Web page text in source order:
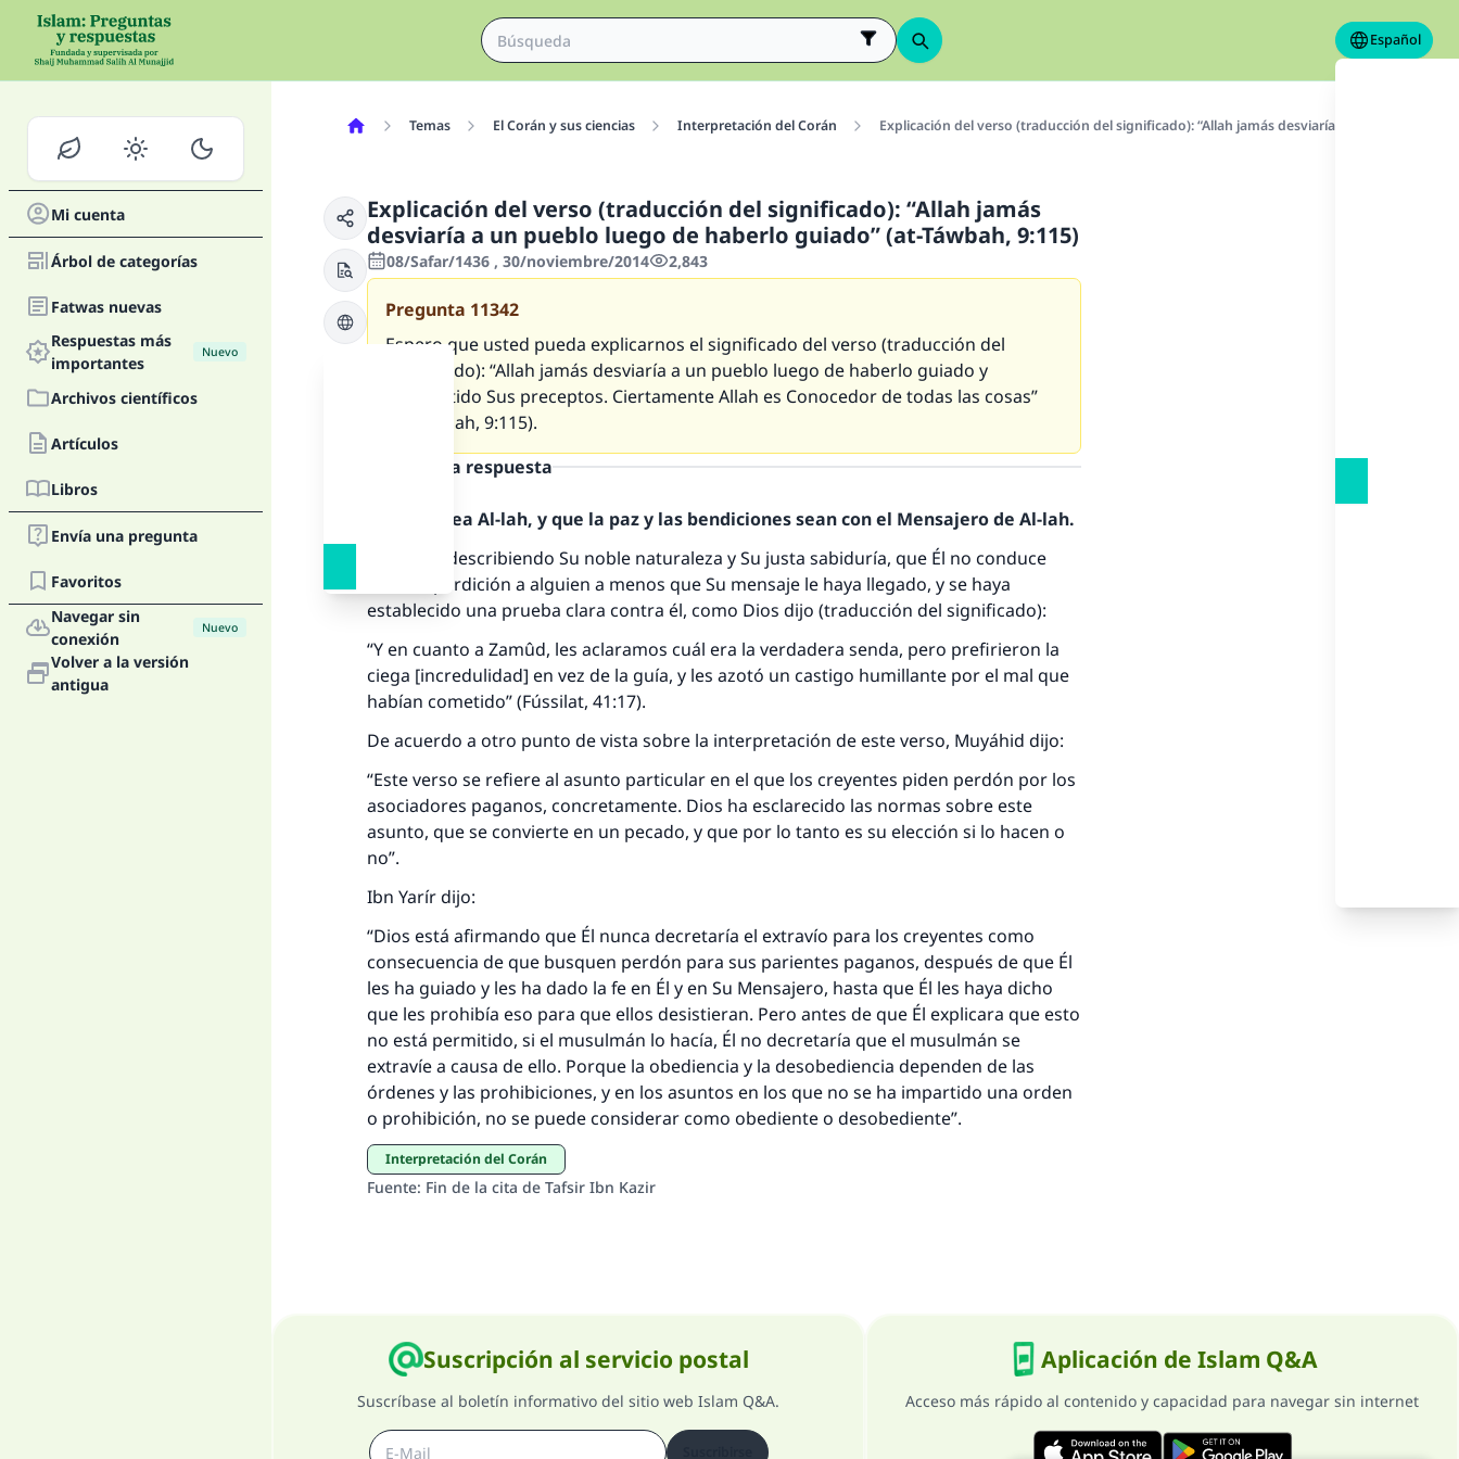
Español
Mi cuenta
Árbol de categorías
Fatwas nuevas
Respuestas más
importantes
Nuevo
Archivos científicos
Artículos
Libros
Envía una pregunta
Favoritos
Navegar sin
conexión
Nuevo
Volver a la versión
antigua
Temas El Corán y sus ciencias Interpretación del Corán Explicación del verso (traducción del significado): “Allah jamás desviaría a un pueblo
Explicación del verso (traducción del significado): “Allah jamás
desviaría a un pueblo luego de haberlo guiado” (at-Táwbah, 9:115)
08/Safar/1436 , 30/noviembre/2014 2,843
Pregunta 11342
Espero que usted pueda explicarnos el significado del verso (traducción del
significado): “Allah jamás desviaría a un pueblo luego de haberlo guiado y
transmitido Sus preceptos. Ciertamente Allah es Conocedor de todas las cosas”
(at-Táwbah, 9:115).
Texto de la respuesta
Alabado sea Al-lah, y que la paz y las bendiciones sean con el Mensajero de Al-lah.
Dios dijo, describiendo Su noble naturaleza y Su justa sabiduría, que Él no conduce
hacia la perdición a alguien a menos que Su mensaje le haya llegado, y se haya
establecido una prueba clara contra él, como Dios dijo (traducción del significado):
“Y en cuanto a Zamûd, les aclaramos cuál era la verdadera senda, pero prefirieron la
ciega [incredulidad] en vez de la guía, y les azotó un castigo humillante por el mal que
habían cometido” (Fússilat, 41:17).
De acuerdo a otro punto de vista sobre la interpretación de este verso, Muyáhid dijo:
“Este verso se refiere al asunto particular en el que los creyentes piden perdón por los
asociadores paganos, concretamente. Dios ha esclarecido las normas sobre este
asunto, que se convierte en un pecado, y que por lo tanto es su elección si lo hacen o
no”.
Ibn Yarír dijo:
“Dios está afirmando que Él nunca decretaría el extravío para los creyentes como
consecuencia de que busquen perdón para sus parientes paganos, después de que Él
les ha guiado y les ha dado la fe en Él y en Su Mensajero, hasta que Él les haya dicho
que les prohibía eso para que ellos desistieran. Pero antes de que Él explicara que esto
no está permitido, si el musulmán lo hacía, Él no decretaría que el musulmán se
extravíe a causa de ello. Porque la obediencia y la desobediencia dependen de las
órdenes y las prohibiciones, y en los asuntos en los que no se ha impartido una orden
o prohibición, no se puede considerar como obediente o desobediente”.
Interpretación del Corán
Fuente: Fin de la cita de Tafsir Ibn Kazir
Suscripción al servicio postal
Suscríbase al boletín informativo del sitio web Islam Q&A.
Aplicación de Islam Q&A
Acceso más rápido al contenido y capacidad para navegar sin internet
La respuesta no. 110845 salvó un matrimonio.
Desde la Q hasta la A, su contribución ayuda a IslamQA.
Profeta ﷺ dijo:
"Una persona que orienta a otros a hacer el bien obtendrá la
misma recompensa que aquellos que lo realicen."
Contribuir